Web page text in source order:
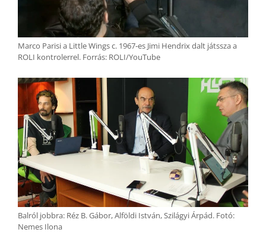
Marco Parisi a Little Wings c. 1967-es Jimi Hendrix dalt játssza a
ROLI kontrolerrel. Forrás: ROLI/YouTube
Balról jobbra: Réz B. Gábor, Alföldi István, Szilágyi Árpád. Fotó:
Nemes Ilona